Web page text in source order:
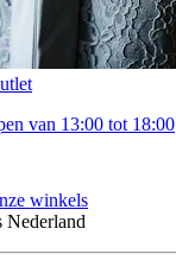
van 13:00 tot 18:00
winkels